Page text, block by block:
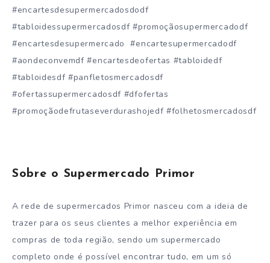
#encartesdesupermercadosdodf
#tabloidessupermercadosdf #promoçãosupermercadodf
#encartesdesupermercado #encartesupermercadodf
#aondeconvemdf #encartesdeofertas #tabloidedf
#tabloidesdf #panfletosmercadosdf
#ofertassupermercadosdf #dfofertas
#promoçãodefrutaseverdurashojedf #folhetosmercadosdf
Sobre o Supermercado Primor
A rede de supermercados Primor nasceu com a ideia de
trazer para os seus clientes a melhor experiência em
compras de toda região, sendo um supermercado
completo onde é possível encontrar tudo, em um só